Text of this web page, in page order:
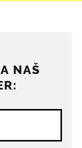
NAŠ